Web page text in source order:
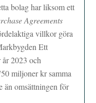
bolag har liksom ett
Agreements
villkor göra
Ett
2023 och
miljoner kr samma
än omsättningen för